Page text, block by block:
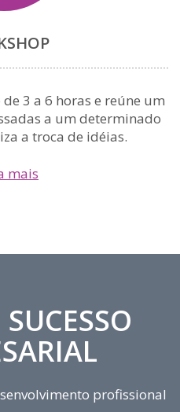
3 a 6 horas e reúne um
a um determinado
a troca de idéias.
mais
profissional